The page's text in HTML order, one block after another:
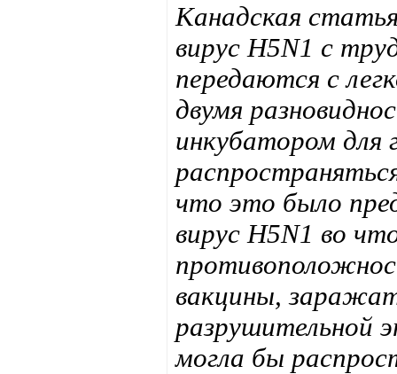
Канадская
вирус H5N1 с
передаются с
двумя
инкубатором для
что это было
вирус H5N1 во
вакцины,
разрушительной
могла бы